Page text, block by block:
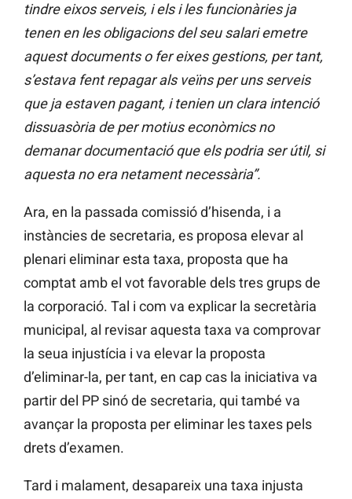
tindre eixos serveis, i els i les funcionàries ja
tenen en les obligacions del seu salari emetre
aquest documents o fer eixes gestions, per tant,
s’estava fent repagar als veïns per uns serveis
que ja estaven pagant, i tenien un clara intenció
dissuasòria de per motius econòmics no
demanar documentació que els podria ser útil, si
aquesta no era netament necessària”.
Ara, en la passada comissió d’hisenda, i a
instàncies de secretaria, es proposa elevar al
plenari eliminar esta taxa, proposta que ha
comptat amb el vot favorable dels tres grups de
la corporació. Tal i com va explicar la secretària
municipal, al revisar aquesta taxa va comprovar
la seua injustícia i va elevar la proposta
d’eliminar-la, per tant, en cap cas la iniciativa va
partir del PP sinó de secretaria, qui també va
avançar la proposta per eliminar les taxes pels
drets d’examen.
Tard i malament, desapareix una taxa injusta